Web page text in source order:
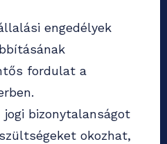
engedélyek
fordulat a
bizonytalanságot
okozhat,